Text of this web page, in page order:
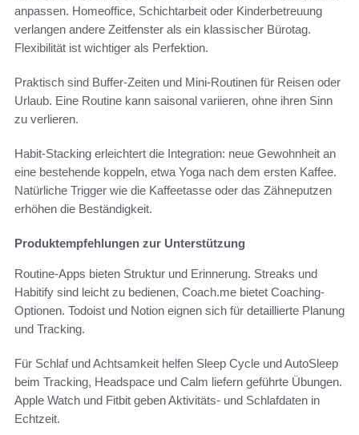
anpassen. Homeoffice, Schichtarbeit oder Kinderbetreuung
verlangen andere Zeitfenster als ein klassischer Bürotag.
Flexibilität ist wichtiger als Perfektion.
Praktisch sind Buffer-Zeiten und Mini-Routinen für Reisen oder
Urlaub. Eine Routine kann saisonal variieren, ohne ihren Sinn
zu verlieren.
Habit-Stacking erleichtert die Integration: neue Gewohnheit an
eine bestehende koppeln, etwa Yoga nach dem ersten Kaffee.
Natürliche Trigger wie die Kaffeetasse oder das Zähneputzen
erhöhen die Beständigkeit.
Produktempfehlungen zur Unterstützung
Routine-Apps bieten Struktur und Erinnerung. Streaks und
Habitify sind leicht zu bedienen, Coach.me bietet Coaching-
Optionen. Todoist und Notion eignen sich für detaillierte Planung
und Tracking.
Für Schlaf und Achtsamkeit helfen Sleep Cycle und AutoSleep
beim Tracking, Headspace und Calm liefern geführte Übungen.
Apple Watch und Fitbit geben Aktivitäts- und Schlafdaten in
Echtzeit.